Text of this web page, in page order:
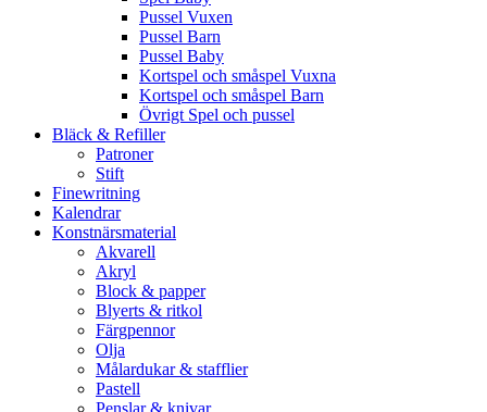
Pussel Vuxen
Pussel Barn
Pussel Baby
Kortspel och småspel Vuxna
Kortspel och småspel Barn
Övrigt Spel och pussel
Bläck & Refiller
Patroner
Stift
Finewritning
Kalendrar
Konstnärsmaterial
Akvarell
Akryl
Block & papper
Blyerts & ritkol
Färgpennor
Olja
Målardukar & stafflier
Pastell
Penslar & knivar